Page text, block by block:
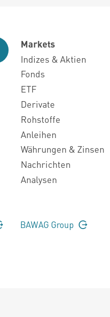
Markets
Indizes & Aktien
Fonds
ETF
Derivate
Rohstoffe
Anleihen
Währungen & Zinsen
Nachrichten
Analysen
BAWAG Group